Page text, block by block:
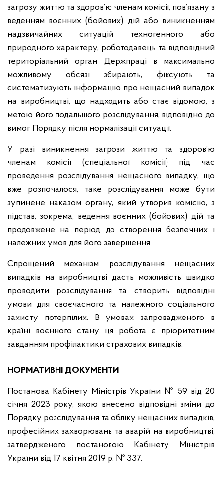
загрозу життю та здоров’ю членам комісії, пов’язану з
веденням воєнних (бойових) дій або виникненням
надзвичайних ситуацій техногенного або
природного характеру, роботодавець та відповідний
територіальний орган Держпраці в максимально
можливому обсязі збирають, фіксують та
систематизують інформацію про нещасний випадок
на виробництві, що надходить або стає відомою, з
метою його подальшого розслідування, відповідно до
вимог Порядку після нормалізації ситуації.
У разі виникнення загрози життю та здоров’ю
членам комісії (спеціальної комісії) під час
проведення розслідування нещасного випадку, що
вже розпочалося, таке розслідування може бути
зупинене наказом органу, який утворив комісію, з
підстав, зокрема, ведення воєнних (бойових) дій та
продовжене на період до створення безпечних і
належних умов для його завершення.
Спрощений механізм розслідування нещасних
випадків на виробництві дасть можливість швидко
проводити розслідування та створить відповідні
умови для своєчасного та належного соціального
захисту потерпілих. В умовах запровадженого в
країні воєнного стану ця робота є пріоритетним
завданням профілактики страхових випадків.
НОРМАТИВНІ ДОКУМЕНТИ
Постанова Кабінету Міністрів України № 59 від 20
січня 2023 року, якою внесено відповідні зміни до
Порядку розслідування та обліку нещасних випадків,
професійних захворювань та аварій на виробництві,
затвердженого постановою Кабінету Міністрів
України від 17 квітня 2019 р. № 337.